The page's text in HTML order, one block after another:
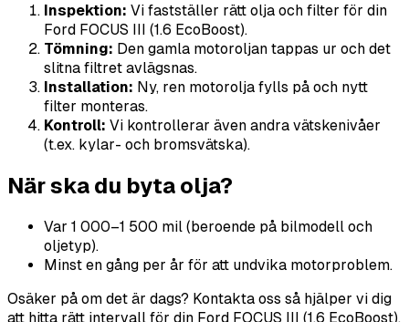
Inspektion: Vi fastställer rätt olja och filter för din
Ford FOCUS III (1.6 EcoBoost).
Tömning: Den gamla motoroljan tappas ur och det
slitna filtret avlägsnas.
Installation: Ny, ren motorolja fylls på och nytt
filter monteras.
Kontroll: Vi kontrollerar även andra vätskenivåer
(t.ex. kylar- och bromsvätska).
När ska du byta olja?
Var 1 000–1 500 mil (beroende på bilmodell och
oljetyp).
Minst en gång per år för att undvika motorproblem.
Osäker på om det är dags? Kontakta oss så hjälper vi dig
att hitta rätt intervall för din Ford FOCUS III (1.6 EcoBoost).